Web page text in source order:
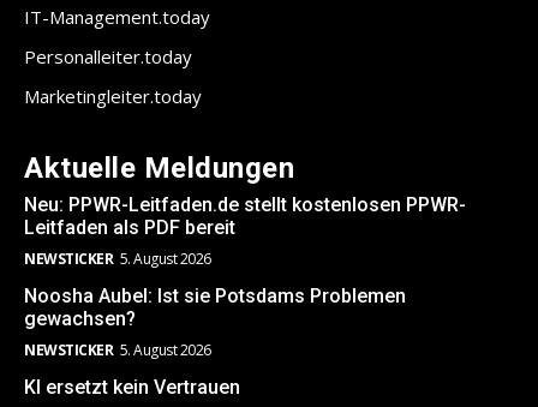
IT-Management.today
Personalleiter.today
Marketingleiter.today
Aktuelle Meldungen
Neu: PPWR-Leitfaden.de stellt kostenlosen PPWR-
Leitfaden als PDF bereit
NEWSTICKER 5. August 2026
Noosha Aubel: Ist sie Potsdams Problemen
gewachsen?
NEWSTICKER 5. August 2026
KI ersetzt kein Vertrauen